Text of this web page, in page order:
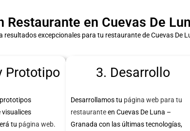
Restaurante en Cuevas De
resultados excepcionales para tu restaurante de Cuevas De
Prototipo
visualices
tu página web.
3. Desarrollo
Desarrollamos tu página web para tu
restauranteen Cuevas De Luna –
Granada con las últimas tecnologías,